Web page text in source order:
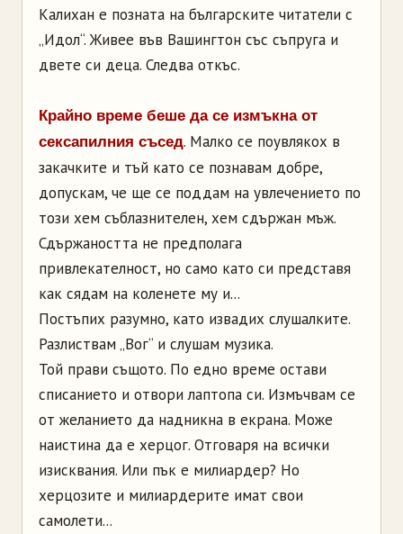
Калихан е позната на българските читатели с
„Идол“. Живее във Вашингтон със съпруга и
двете си деца. Следва откъс.
Крайно време беше да се измъкна от
сексапилния съсед. Малко се поувлякох в
закачките и тъй като се познавам добре,
допускам, че ще се поддам на увлечението по
този хем съблазнителен, хем сдържан мъж.
Сдържаността не предполага
привлекателност, но само като си представя
как сядам на коленете му и...
Постъпих разумно, като извадих слушалките.
Разлиствам „Вог“ и слушам музика.
Той прави същото. По едно време остави
списанието и отвори лаптопа си. Измъчвам се
от желанието да надникна в екрана. Може
наистина да е херцог. Отговаря на всички
изисквания. Или пък е милиардер? Но
херцозите и милиардерите имат свои
самолети...